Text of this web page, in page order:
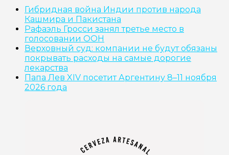
Гибридная война Индии против народа
Кашмира и Пакистана
Рафаэль Гросси занял третье место в
голосовании ООН
Верховный суд: компании не будут обязаны
покрывать расходы на самые дорогие
лекарства
Папа Лев XIV посетит Аргентину 8–11 ноября
2026 года